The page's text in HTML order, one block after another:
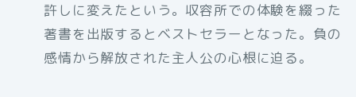
許しに変えたという。収容所での体験を綴った
著書を出版するとベストセラーとなった。負の
感情から解放された主人公の心根に迫る。